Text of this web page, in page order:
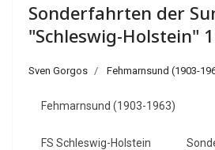
Sonderfahrten der
"Schleswig-Holstein"
Sven Gorgos Fehmarnsund (1903-
Fehmarnsund (1903-1963)
FS Schleswig-Holstein